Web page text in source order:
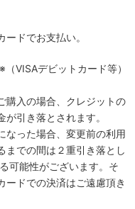
ドでお支払い。
※（VISAデビットカード等）
購入の場合、クレジットの
引き落とされます。
なった場合、変更前の利用
までの間は２重引き落とし
可能性がございます。そ
ードでの決済はご遠慮頂き